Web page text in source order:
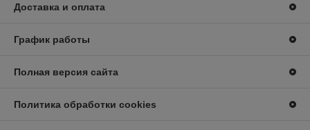
Доставка и оплата
График работы
Полная версия сайта
Политика обработки cookies